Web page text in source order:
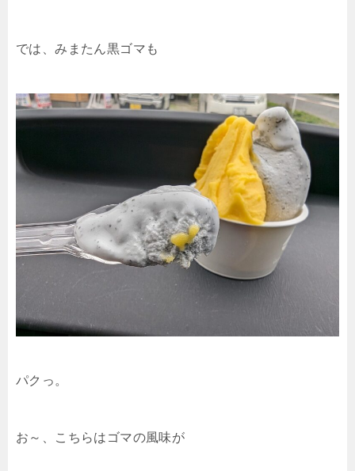
では、みまたん黒ゴマも
パクっ。
お～、こちらはゴマの風味が